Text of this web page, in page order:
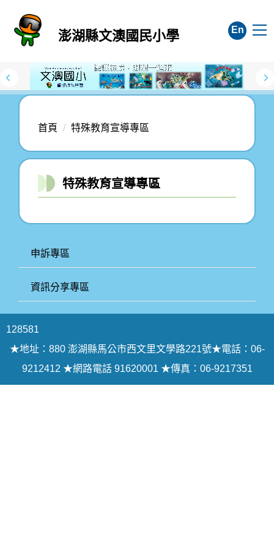
容
區
澎湖縣文澳國民小學 En
首頁 特殊教育宣導專區
特殊教育宣導專區
申訴專區
資訊分享專區
128581
★地址：880 澎湖縣馬公市西文里文學路221號★電話：06-
9212412 ★網路電話 91620001 ★傳真：06-9217351